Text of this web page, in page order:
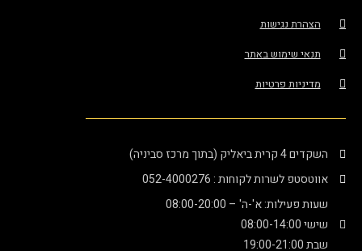
הצהרת נגישות
תנאי שימוש באתר
מדיניות פרטיות
השקדים 4 קרית ביאליק (בתוך מרכז סביניה)
אווטסטפ לשרות לקוחות : 052-4000276
שעות פעילות: א'-ה' – 08:00-20:00
שישי 08:00-14:00
שבת 19:00-21:00